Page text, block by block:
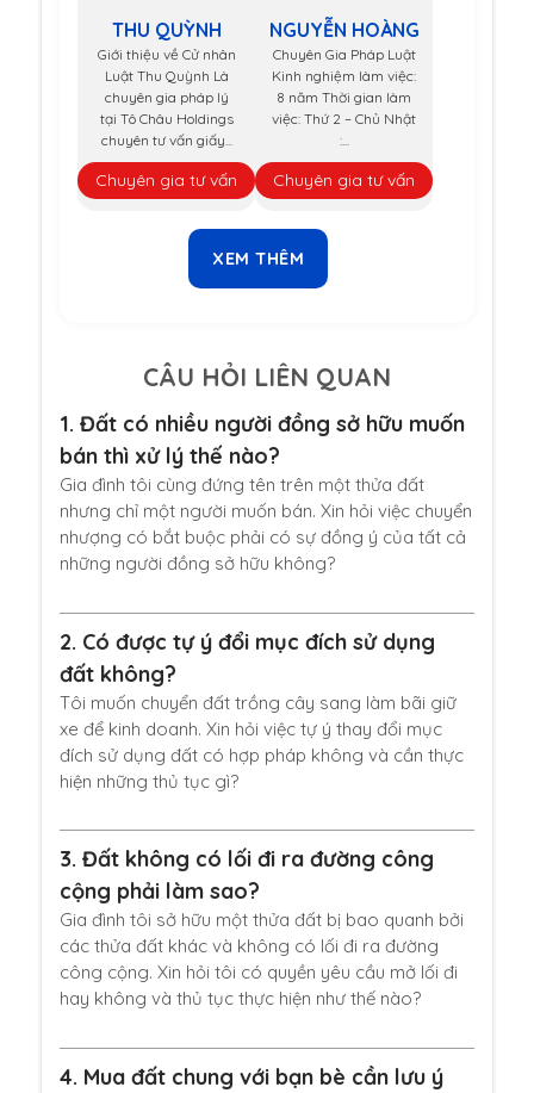
THU QUỲNH
Giới thiệu về Cử nhân
Luật Thu Quỳnh Là
chuyên gia pháp lý
tại Tô Châu Holdings
chuyên tư vấn giấy...
Chuyên gia tư vấn
NGUYỄN HOÀNG
Chuyên Gia Pháp Luật
Kinh nghiệm làm việc:
8 năm Thời gian làm
việc: Thứ 2 – Chủ Nhật
:...
Chuyên gia tư vấn
XEM THÊM
CÂU HỎI LIÊN QUAN
1. Đất có nhiều người đồng sở hữu muốn
bán thì xử lý thế nào?
Gia đình tôi cùng đứng tên trên một thửa đất
nhưng chỉ một người muốn bán. Xin hỏi việc chuyển
nhượng có bắt buộc phải có sự đồng ý của tất cả
những người đồng sở hữu không?
2. Có được tự ý đổi mục đích sử dụng
đất không?
Tôi muốn chuyển đất trồng cây sang làm bãi giữ
xe để kinh doanh. Xin hỏi việc tự ý thay đổi mục
đích sử dụng đất có hợp pháp không và cần thực
hiện những thủ tục gì?
3. Đất không có lối đi ra đường công
cộng phải làm sao?
Gia đình tôi sở hữu một thửa đất bị bao quanh bởi
các thửa đất khác và không có lối đi ra đường
công cộng. Xin hỏi tôi có quyền yêu cầu mở lối đi
hay không và thủ tục thực hiện như thế nào?
4. Mua đất chung với bạn bè cần lưu ý